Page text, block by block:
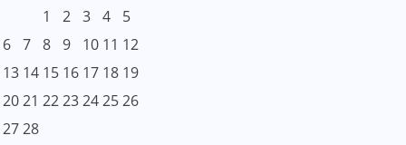
1
2 3 4
5
6 7 8 9 10 11 12
13 14 15 16 17 18 19
2021 2223242526
2728